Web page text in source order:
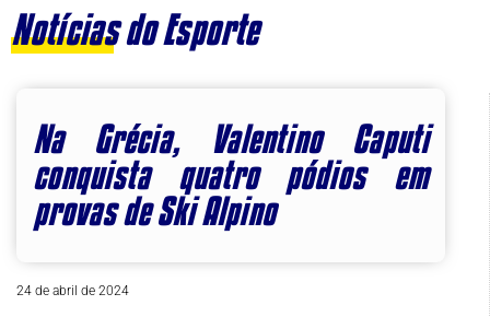
Notícias do Esporte
Na Grécia, Valentino Caputi
conquista quatro pódios em
provas de Ski Alpino
24 de abril de 2024